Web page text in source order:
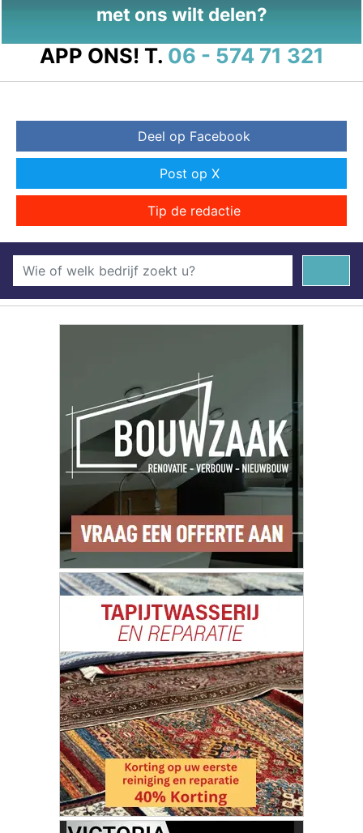
met ons wilt delen?
APP ONS! T. 06 - 574 71 321
Deel op Facebook
Post op X
Tip de redactie